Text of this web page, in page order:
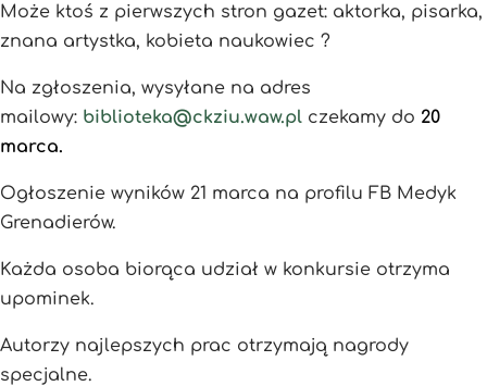
Może ktoś z pierwszych stron gazet: aktorka, pisarka,
znana artystka, kobieta naukowiec ?
Na zgłoszenia, wysyłane na adres
mailowy: biblioteka@ckziu.waw.pl czekamy do 20
marca.
Ogłoszenie wyników 21 marca na profilu FB Medyk
Grenadierów.
Każda osoba biorąca udział w konkursie otrzyma
upominek.
Autorzy najlepszych prac otrzymają nagrody
specjalne.